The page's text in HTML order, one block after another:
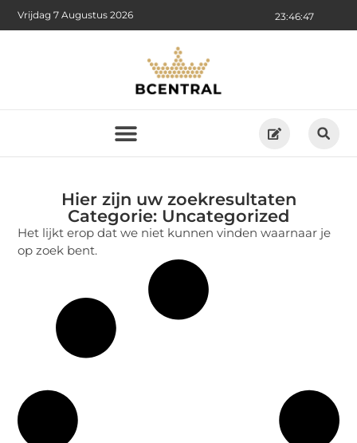
23:46:47
Vrijdag 7 Augustus 2026
Hier zijn uw zoekresultaten
Categorie: Uncategorized
Het lijkt erop dat we niet kunnen vinden waarnaar je
op zoek bent.